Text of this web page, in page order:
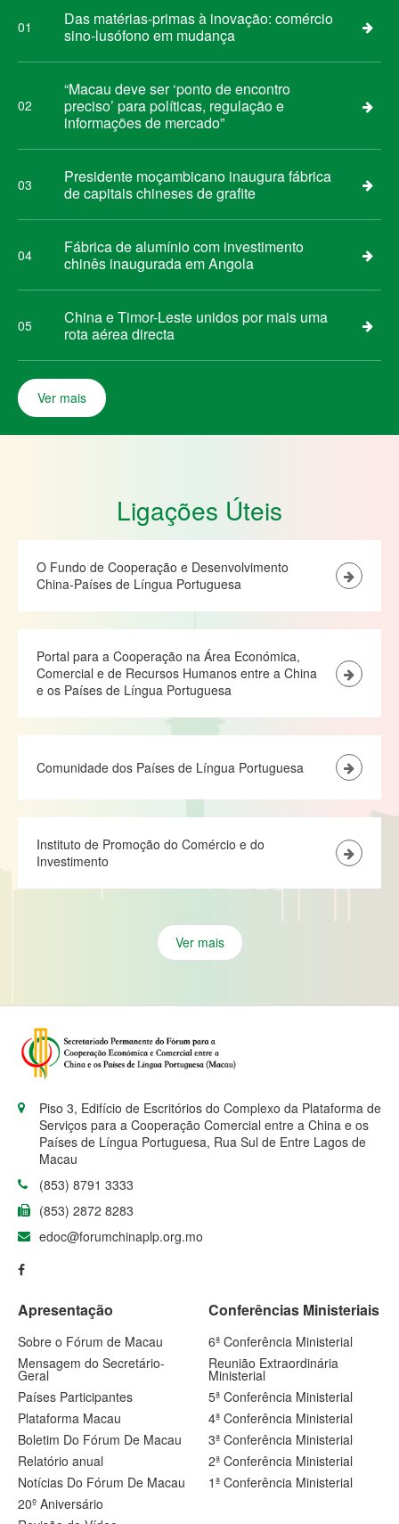
01
Das matérias-primas à inovação: comércio
sino-lusófono em mudança
02
“Macau deve ser ‘ponto de encontro
preciso’ para políticas, regulação e
informações de mercado”
03
Presidente moçambicano inaugura fábrica
de capitais chineses de grafite
04
Fábrica de alumínio com investimento
chinês inaugurada em Angola
05
China e Timor-Leste unidos por mais uma
rota aérea directa
Ver mais
Ligações Úteis
O Fundo de Cooperação e Desenvolvimento
China-Países de Língua Portuguesa
Portal para a Cooperação na Área Económica,
Comercial e de Recursos Humanos entre a China
e os Países de Língua Portuguesa
Comunidade dos Países de Língua Portuguesa
Instituto de Promoção do Comércio e do
Investimento
Ver mais
Piso 3, Edifício de Escritórios do Complexo da Plataforma de
Serviços para a Cooperação Comercial entre a China e os
Países de Língua Portuguesa, Rua Sul de Entre Lagos de
Macau
(853) 8791 3333
(853) 2872 8283
edoc@forumchinaplp.org.mo
Apresentação
Sobre o Fórum de Macau
Mensagem do Secretário-
Geral
Países Participantes
Plataforma Macau
Boletim Do Fórum De Macau
Relatório anual
Notícias Do Fórum De Macau
20º Aniversário
Conferências Ministeriais
6ª Conferência Ministerial
Reunião Extraordinária
Ministerial
5ª Conferência Ministerial
4ª Conferência Ministerial
3ª Conferência Ministerial
2ª Conferência Ministerial
1ª Conferência Ministerial